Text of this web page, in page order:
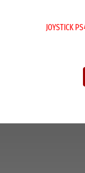
JOYSTICK